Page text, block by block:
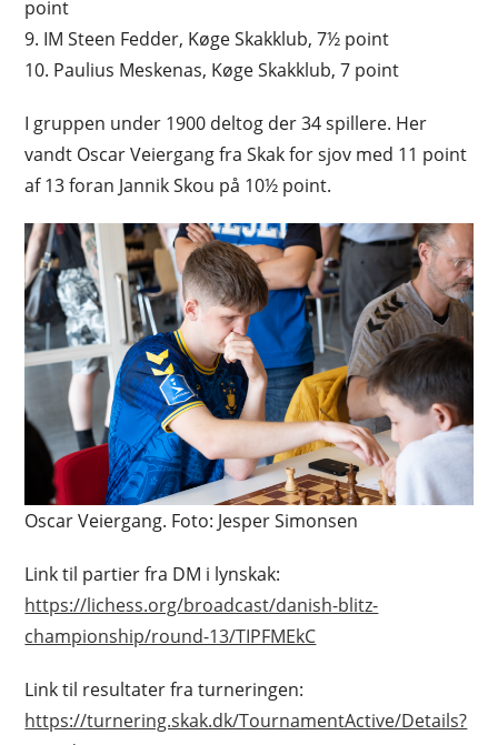
point
9. IM Steen Fedder, Køge Skakklub, 7½ point
10. Paulius Meskenas, Køge Skakklub, 7 point
I gruppen under 1900 deltog der 34 spillere. Her
vandt Oscar Veiergang fra Skak for sjov med 11 point
af 13 foran Jannik Skou på 10½ point.
Oscar Veiergang. Foto: Jesper Simonsen
Link til partier fra DM i lynskak:
https://lichess.org/broadcast/danish-blitz-
championship/round-13/TIPFMEkC
Link til resultater fra turneringen:
https://turnering.skak.dk/TournamentActive/Details?